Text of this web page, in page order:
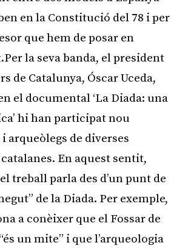
en la Constitució del 78 i per
que hem de posar en
la seva banda, el president
de Catalunya, Óscar Uceda,
el documental ‘La Diada: una
hi han participat nou
arqueòlegs de diverses
En aquest sentit,
treball parla des d’un punt de
de la Diada. Per exemple,
a conèixer que el Fossar de
un mite” i que l’arqueologia